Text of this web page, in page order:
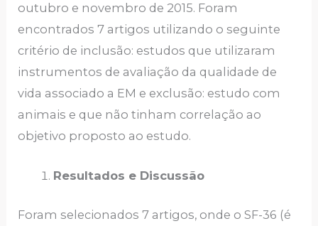
outubro e novembro de 2015. Foram
encontrados 7 artigos utilizando o seguinte
critério de inclusão: estudos que utilizaram
instrumentos de avaliação da qualidade de
vida associado a EM e exclusão: estudo com
animais e que não tinham correlação ao
objetivo proposto ao estudo.
Resultados e Discussão
Foram selecionados 7 artigos, onde o SF-36 (é